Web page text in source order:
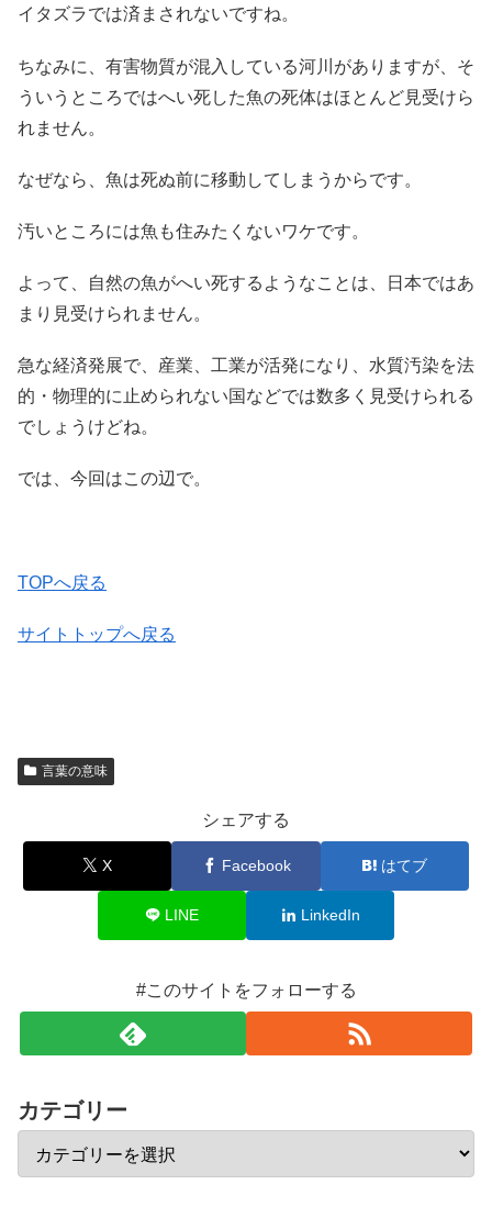
イタズラでは済まされないですね。
ちなみに、有害物質が混入している河川がありますが、そ
ういうところではへい死した魚の死体はほとんど見受けら
れません。
なぜなら、魚は死ぬ前に移動してしまうからです。
汚いところには魚も住みたくないワケです。
よって、自然の魚がへい死するようなことは、日本ではあ
まり見受けられません。
急な経済発展で、産業、工業が活発になり、水質汚染を法
的・物理的に止められない国などでは数多く見受けられる
でしょうけどね。
では、今回はこの辺で。
TOPへ戻る
サイトトップへ戻る
言葉の意味
シェアする
X Facebook はてブ
LINE LinkedIn
#このサイトをフォローする
カテゴリー